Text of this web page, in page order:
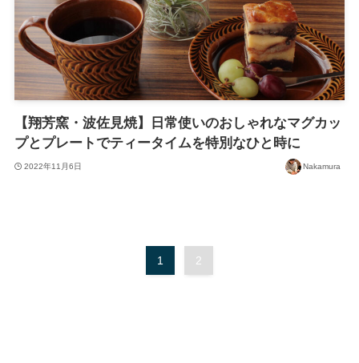
【翔芳窯・波佐見焼】日常使いのおしゃれなマグカッ
プとプレートでティータイムを特別なひと時に
2022年11月6日 Nakamura
1 2